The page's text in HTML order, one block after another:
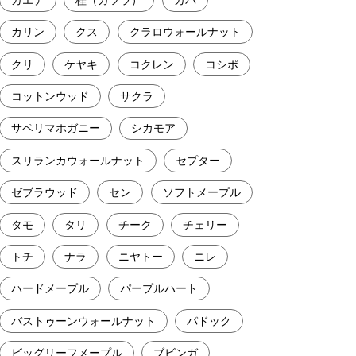
カリン クス クラロウォールナット
クリ ケヤキ コクレン コシポ
コットンウッド サクラ
サペリマホガニー シカモア
スリランカウォールナット セプター
ゼブラウッド セン ソフトメープル
タモ タリ チーク チェリー
トチ ナラ ニヤトー ニレ
ハードメープル パープルハート
バストゥーンウォールナット パドック
ビッグリーフメープル ブビンガ